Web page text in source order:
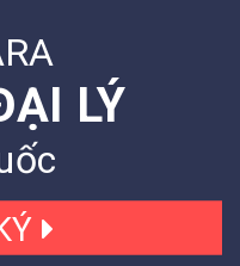
LÝ